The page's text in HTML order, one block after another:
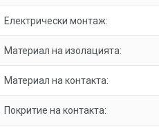
Електрически монтаж:
Материал на изолацията:
Материал на контакта:
Покритие на контакта: